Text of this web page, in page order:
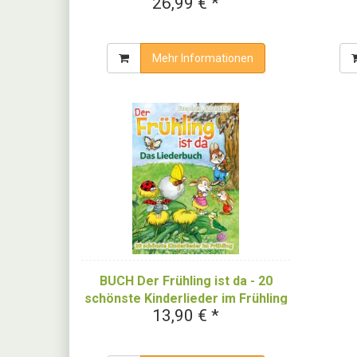
schenk dir einen Regenbogen,
Mehr Informationen
BUCH Der Frühling ist da - 20
schönste Kinderlieder im Frühling
- Das Liederbuch
13,90 € *